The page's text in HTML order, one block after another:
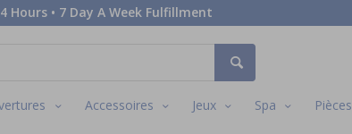
Hours • 7 Day A Week Fulfillment
Accessoires Jeux Spa Pièces